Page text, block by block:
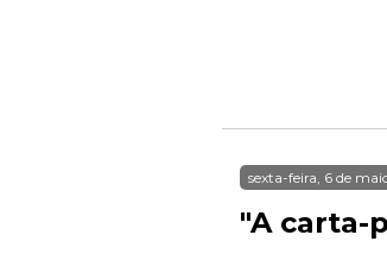
sexta-feira, 6 de
"A carta-